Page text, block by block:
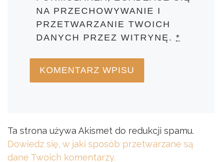
NA PRZECHOWYWANIE I
PRZETWARZANIE TWOICH
DANYCH PRZEZ WITRYNĘ.*
Ta strona używa Akismet do redukcji spamu.
Dowiedz się, w jaki sposób przetwarzane są
dane Twoich komentarzy.